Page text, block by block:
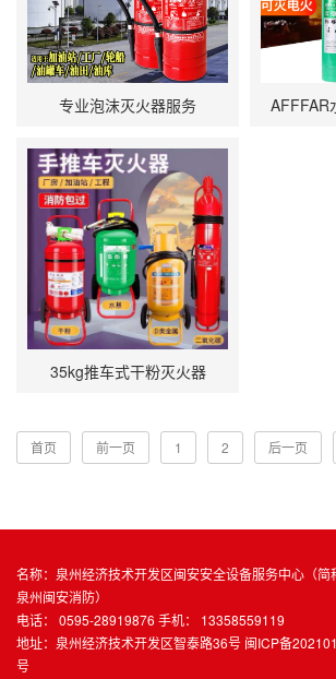
专业泡沫灭火器服务 AFFFAR
35kg推车式干粉灭火器
首页 前一页 1 2 后一页
名称：泉州经济技术开发区闽安安全设备服务中心（简
泉州闽安消防）
电话： 0595-28919876 手机： 13358559119
地址：泉州经济技术开发区智泰路36号 闽ICP备
号